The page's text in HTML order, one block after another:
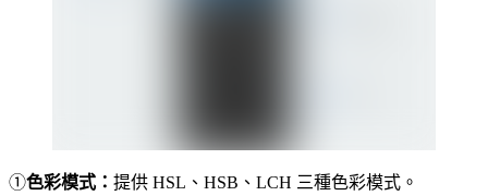
①色彩模式： 提供 HSL、HSB、LCH 三種色彩模式。